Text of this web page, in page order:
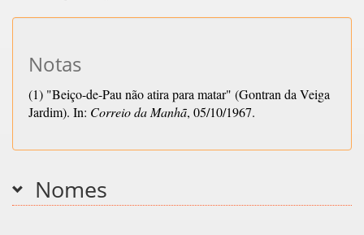
Notas
(1) "Beiço-de-Pau não atira para matar" (Gontran da Veiga
Jardim). In: Correio da Manhã, 05/10/1967.
Nomes